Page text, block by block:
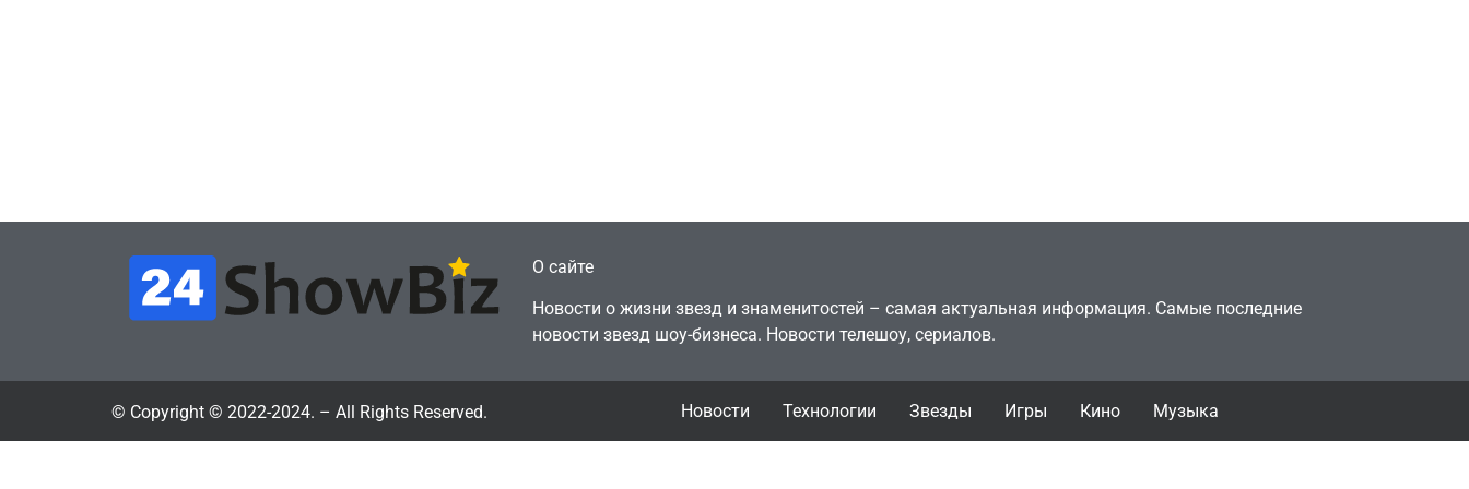
О сайте
Новости о жизни звезд и знаменитостей – самая актуальная информация. Самые последние
новости звезд шоу-бизнеса. Новости телешоу, сериалов.
© Copyright © 2022-2024. – All Rights Reserved. Новости Технологии Звезды Игры Кино Музыка